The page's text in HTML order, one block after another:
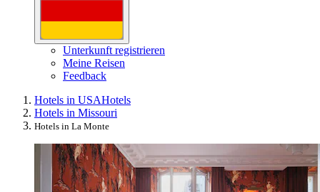
Unterkunft registrieren
Meine Reisen
Feedback
Hotels in USAHotels
Hotels in Missouri
Hotels in La Monte